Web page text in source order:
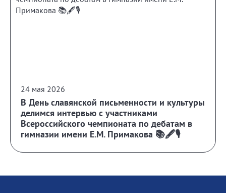
24 мая 2026
В День славянской письменности и культуры
делимся интервью с участниками
Всероссийского чемпионата по дебатам в
гимназии имени Е.М. Примакова 📚🖋️🎙️